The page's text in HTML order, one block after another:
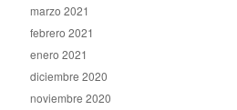
marzo 2021
febrero 2021
enero 2021
diciembre 2020
noviembre 2020